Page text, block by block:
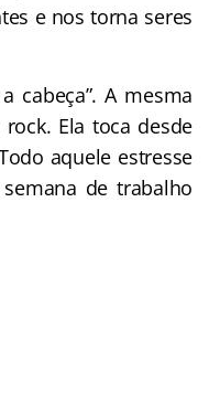
e nos torna seres
cabeça”. A mesma
Ela toca desde
aquele estresse
de trabalho